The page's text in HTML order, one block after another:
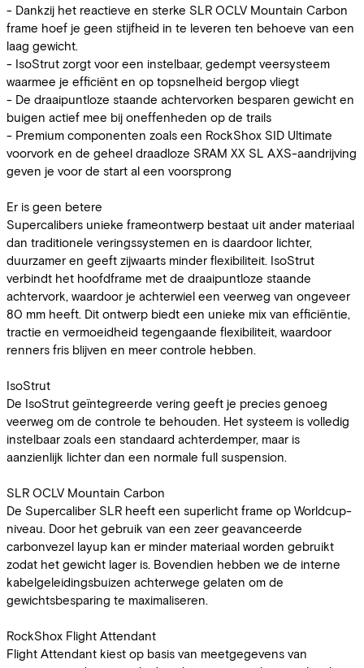
- Dankzij het reactieve en sterke SLR OCLV Mountain Carbon
frame hoef je geen stijfheid in te leveren ten behoeve van een
laag gewicht.
- IsoStrut zorgt voor een instelbaar, gedempt veersysteem
waarmee je efficiënt en op topsnelheid bergop vliegt
- De draaipuntloze staande achtervorken besparen gewicht en
buigen actief mee bij oneffenheden op de trails
- Premium componenten zoals een RockShox SID Ultimate
voorvork en de geheel draadloze SRAM XX SL AXS-aandrijving
geven je voor de start al een voorsprong
Er is geen betere
Supercalibers unieke frameontwerp bestaat uit ander materiaal
dan traditionele veringssystemen en is daardoor lichter,
duurzamer en geeft zijwaarts minder flexibiliteit. IsoStrut
verbindt het hoofdframe met de draaipuntloze staande
achtervork, waardoor je achterwiel een veerweg van ongeveer
80 mm heeft. Dit ontwerp biedt een unieke mix van efficiëntie,
tractie en vermoeidheid tegengaande flexibiliteit, waardoor
renners fris blijven en meer controle hebben.
IsoStrut
De IsoStrut geïntegreerde vering geeft je precies genoeg
veerweg om de controle te behouden. Het systeem is volledig
instelbaar zoals een standaard achterdemper, maar is
aanzienlijk lichter dan een normale full suspension.
SLR OCLV Mountain Carbon
De Supercaliber SLR heeft een superlicht frame op Worldcup-
niveau. Door het gebruik van een zeer geavanceerde
carbonvezel layup kan er minder materiaal worden gebruikt
zodat het gewicht lager is. Bovendien hebben we de interne
kabelgeleidingsbuizen achterwege gelaten om de
gewichtsbesparing te maximaliseren.
RockShox Flight Attendant
Flight Attendant kiest op basis van meetgegevens van